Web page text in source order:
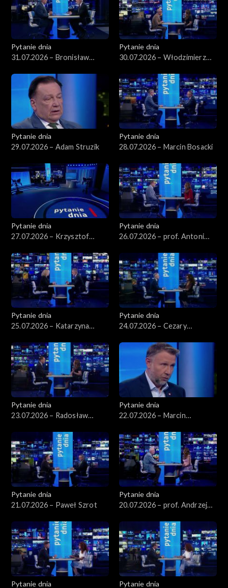
Pytanie dnia
31.07.2026 – Bronisław
Pytanie dnia
30.07.2026 – Włodzimierz
Pytanie dnia
29.07.2026 – Adam Struzik
Pytanie dnia
28.07.2026 – Marcin Bosacki
Pytanie dnia
27.07.2026 – Krzysztof
Pytanie dnia
26.07.2026 – prof. Antoni
Pytanie dnia
25.07.2026 – Katarzyna
Pytanie dnia
24.07.2026 – Cezary
Pytanie dnia
23.07.2026 – Radosław
Pytanie dnia
22.07.2026 – Marcin
Pytanie dnia
21.07.2026 – Paweł Szrot
Pytanie dnia
20.07.2026 – prof. Andrzej
Pytanie dnia
Pytanie dnia